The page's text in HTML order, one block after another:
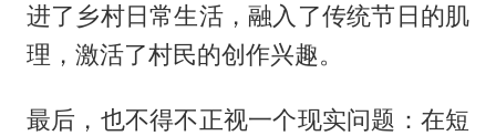
进了乡村日常生活，融入了传统节日的肌
理，激活了村民的创作兴趣。
最后，也不得不正视一个现实问题：在短